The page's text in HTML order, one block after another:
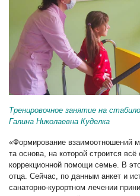
Тренировочное занятие на
Галина Николаевна Куделка
«Формирование взаимоотношений
та основа, на которой строится всё
коррекционной помощи семье. В
отца. Сейчас, по данным анкет и
санаторно-курортном лечении